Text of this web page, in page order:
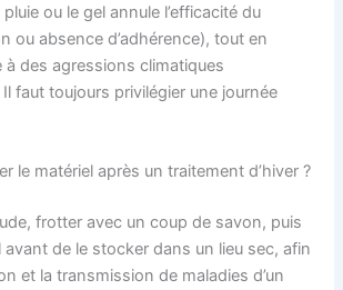
ou le gel annule l’efficacité du
ou absence d’adhérence), tout en
à des agressions climatiques
faut toujours privilégier une journée
le matériel après un traitement d’hiver ?
frotter avec un coup de savon, puis
avant de le stocker dans un lieu sec, afin
et la transmission de maladies d’un